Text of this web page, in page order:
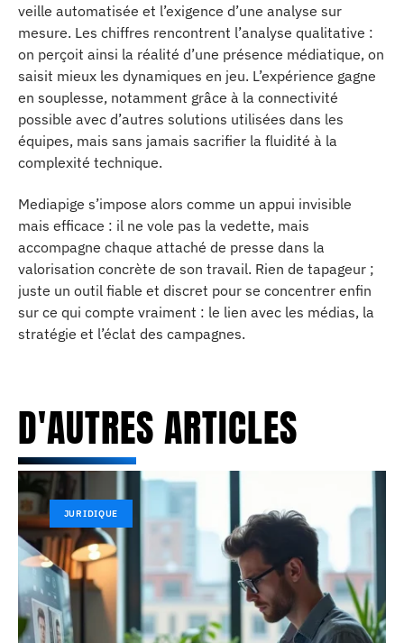
veille automatisée et l’exigence d’une analyse sur
mesure. Les chiffres rencontrent l’analyse qualitative :
on perçoit ainsi la réalité d’une présence médiatique, on
saisit mieux les dynamiques en jeu. L’expérience gagne
en souplesse, notamment grâce à la connectivité
possible avec d’autres solutions utilisées dans les
équipes, mais sans jamais sacrifier la fluidité à la
complexité technique.
Mediapige s’impose alors comme un appui invisible
mais efficace : il ne vole pas la vedette, mais
accompagne chaque attaché de presse dans la
valorisation concrète de son travail. Rien de tapageur ;
juste un outil fiable et discret pour se concentrer enfin
sur ce qui compte vraiment : le lien avec les médias, la
stratégie et l’éclat des campagnes.
D'AUTRES ARTICLES
JURIDIQUE